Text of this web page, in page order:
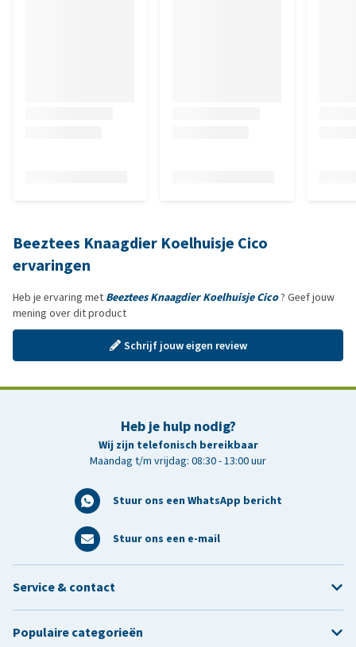
Beeztees Knaagdier Koelhuisje Cico
ervaringen
Heb je ervaring met Beeztees Knaagdier Koelhuisje Cico? Geef jouw
mening over dit product
Schrijf jouw eigen review
Heb je hulp nodig?
Wij zijn telefonisch bereikbaar
Maandag t/m vrijdag: 08:30 - 13:00 uur
Stuur ons een WhatsApp bericht
Stuur ons een e-mail
Service & contact
Populaire categorieën